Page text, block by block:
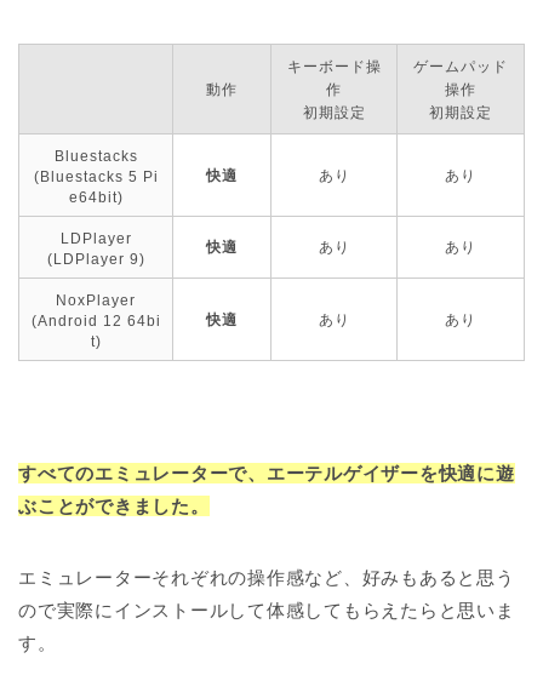
動作
キーボード操
作
初期設定
ゲームパッド
操作
初期設定
Bluestacks
(Bluestacks 5 Pi
e64bit)
快適 あり あり
LDPlayer
(LDPlayer 9)
快適 あり あり
NoxPlayer
(Android 12 64bi
t)
快適 あり あり
すべてのエミュレーターで、エーテルゲイザーを快適に遊
ぶことができました。
エミュレーターそれぞれの操作感など、好みもあると思う
ので実際にインストールして体感してもらえたらと思いま
す。